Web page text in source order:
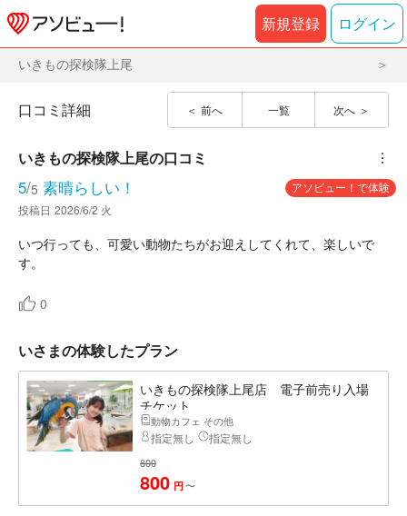
新規登録 ログイン
いきもの探検隊上尾
前へ 一覧 次へ
口コミ詳細
いきもの探検隊上尾の口コミ ︙
5/5 素晴らしい！
アソビュー！で体験
投稿日 2026/6/2 火
いつ行っても、可愛い動物たちがお迎えしてくれて、楽しいで
す。
0
いさまの体験したプラン
いきもの探検隊上尾店 電子前売り入場
チケット
動物カフェ その他
指定無し 指定無し
800
800 円 〜